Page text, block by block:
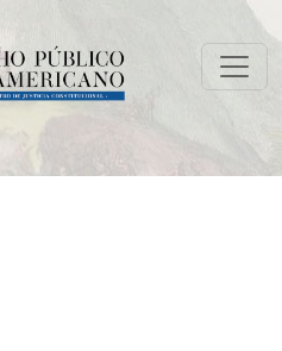
Code Napoléon: A